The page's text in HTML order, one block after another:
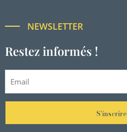
NEWSLETTER
Restez informés !
S'inscrire